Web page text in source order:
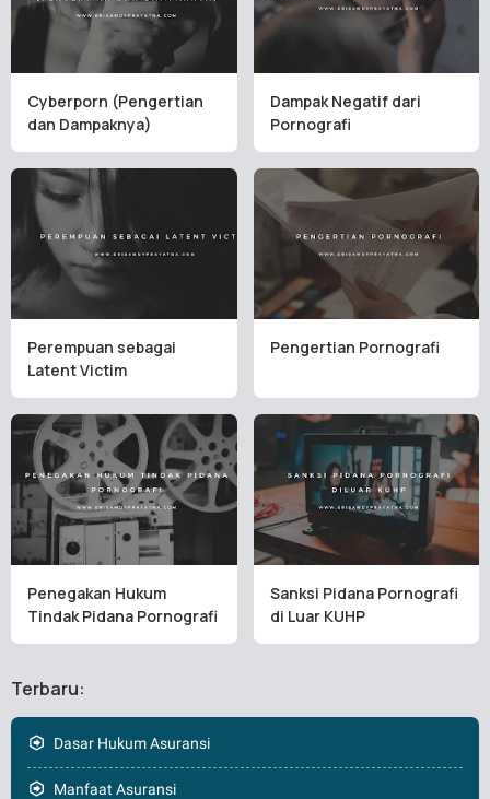
Cyberporn (Pengertian
dan Dampaknya)
Dampak Negatif dari
Pornografi
Perempuan sebagai
Latent Victim
Pengertian Pornografi
Penegakan Hukum
Tindak Pidana Pornografi
Sanksi Pidana Pornografi
di Luar KUHP
Terbaru:
Dasar Hukum Asuransi
Manfaat Asuransi